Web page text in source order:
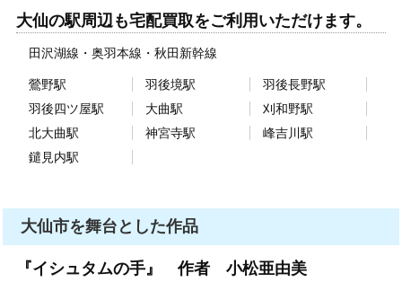
大仙の駅周辺も宅配買取をご利用いただけます。
田沢湖線 奥羽本線 秋田新幹線
鶯野駅 羽後境駅
羽後長野駅
羽後四ツ屋駅
大曲駅
刈和野駅
北大曲駅
神宮寺駅
峰吉川駅
鑓見内駅
大仙市を舞台とした作品
『イシュタムの手』 作者 小松亜由美